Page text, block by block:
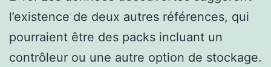
l’existence de deux autres références, qui
pourraient être des packs incluant un
contrôleur ou une autre option de stockage.